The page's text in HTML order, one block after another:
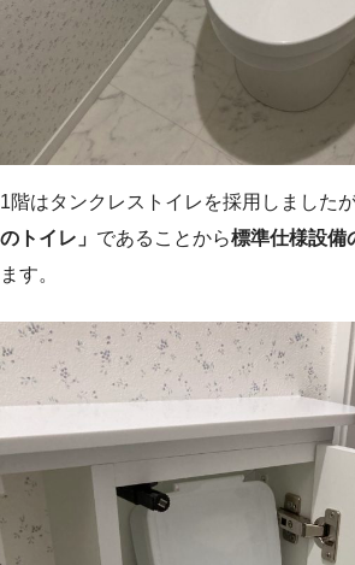
1階はタンクレストイレを採用しましたが
のトイレ」 であることから標準仕様設備
ます。